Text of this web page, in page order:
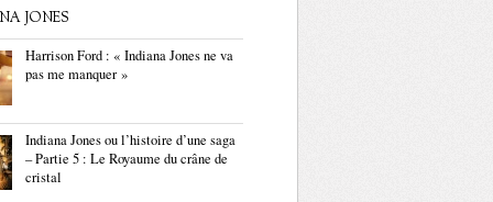
JONES
Harrison Ford : « Indiana Jones ne va
pas me manquer »
Indiana Jones ou l’histoire d’une saga
– Partie 5 : Le Royaume du crâne de
cristal